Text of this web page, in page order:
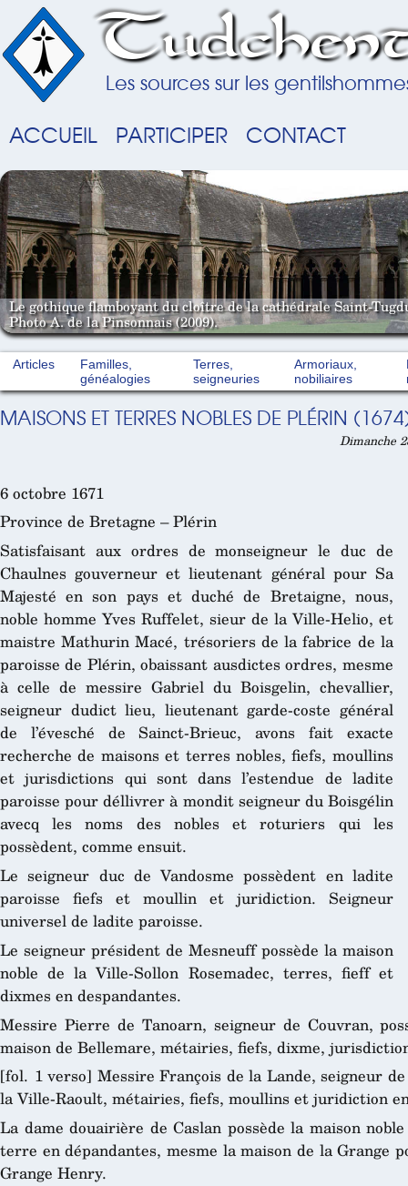
Les sources sur les
ACCUEIL PARTICIPER CONTACT
Le gothique flamboyant du cloître de la cathédrale Saint-
Photo A. de la Pinsonnais (2009).
Articles
Familles,
généalogies
Terres,
seigneuries
Armoriaux,
nobiliaires
MAISONS ET TERRES NOBLES DE PLÉRIN
Dimanche
6 octobre 1671
Province de Bretagne – Plérin
Satisfaisant aux ordres de monseigneur le duc de
Chaulnes gouverneur et lieutenant général pour Sa
Majesté en son pays et duché de Bretaigne, nous,
noble homme Yves Ruffelet, sieur de la Ville-Helio, et
maistre Mathurin Macé, trésoriers de la fabrice de la
paroisse de Plérin, obaissant ausdictes ordres, mesme
à celle de messire Gabriel du Boisgelin, chevallier,
seigneur dudict lieu, lieutenant garde-coste général
de l’évesché de Sainct-Brieuc, avons fait exacte
recherche de maisons et terres nobles, fiefs, moullins
et jurisdictions qui sont dans l’estendue de ladite
paroisse pour déllivrer à mondit seigneur du Boisgélin
avecq les noms des nobles et roturiers qui les
possèdent, comme ensuit.
Le seigneur duc de Vandosme possèdent en ladite
paroisse fiefs et moullin et juridiction. Seigneur
universel de ladite paroisse.
Le seigneur président de Mesneuff possède la maison
noble de la Ville-Sollon Rosemadec, terres, fieff et
dixmes en despandantes.
Messire Pierre de Tanoarn, seigneur de Couvran,
maison de Bellemare, métairies, fiefs, dixme,
[fol. 1 verso] Messire François de la Lande, seigneur
la Ville-Raoult, métairies, fiefs, moullins et juridiction
La dame douairière de Caslan possède la maison
terre en dépandantes, mesme la maison de la Grange
Grange Henry.